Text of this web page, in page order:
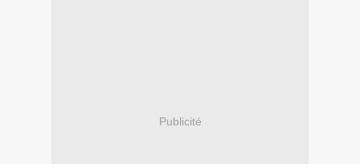
Publicité